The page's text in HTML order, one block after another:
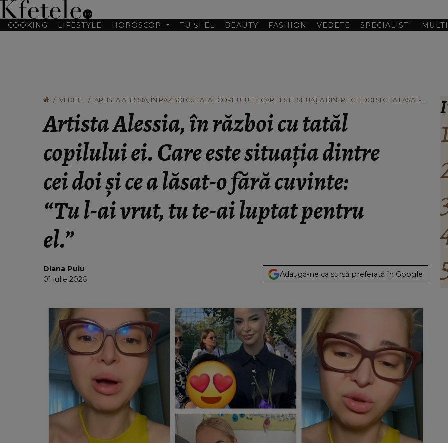
COOKING LIFESTYLE HOROSCOP TU ȘI EL BEAUTY FASHION VEDETE SPECIALISTI
VEDETE
ARTISTA ALESSIA, ÎN RĂZBOI CU TATĂL COPILULUI EI. CARE ESTE SITUAȚIA DINTRE CEI DOI ȘI CE A LĂSAT-O
Artista Alessia, în război cu tatăl
copilului ei. Care este situația dintre
cei doi și ce a lăsat-o fără cuvinte:
“Tu l-ai vrut, tu te-ai luptat pentru
el.”
Diana Puiu
01 iulie 2026
Adaugă-ne ca sursă preferată în Google